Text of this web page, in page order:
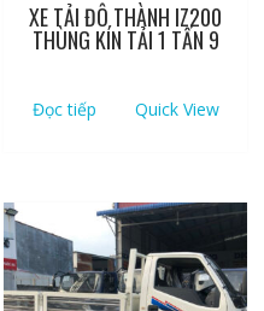
XE TẢI ĐÔ THÀNH IZ200
THÙNG KÍN TẢI 1 TẤN 9
Đọc tiếp Quick View